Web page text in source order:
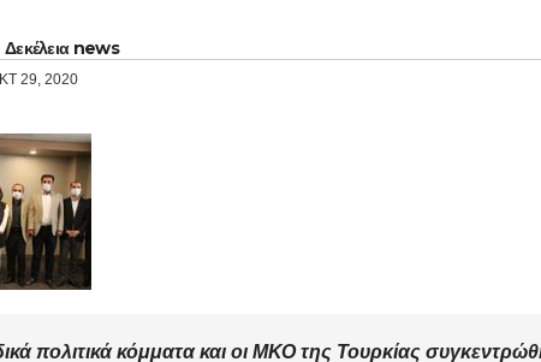
Δεκέλεια news
29, 2020
πολιτικά κόμματα και οι ΜΚΟ της Τουρκίας